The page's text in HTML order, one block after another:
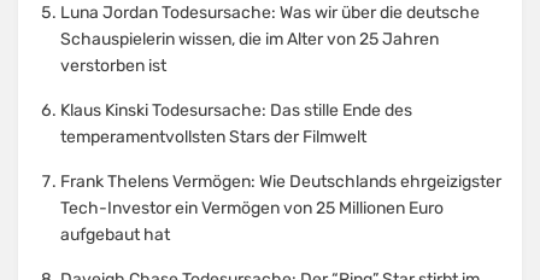
Luna Jordan Todesursache: Was wir über die deutsche
Schauspielerin wissen, die im Alter von 25 Jahren
verstorben ist
Klaus Kinski Todesursache: Das stille Ende des
temperamentvollsten Stars der Filmwelt
Frank Thelens Vermögen: Wie Deutschlands ehrgeizigster
Tech-Investor ein Vermögen von 25 Millionen Euro
aufgebaut hat